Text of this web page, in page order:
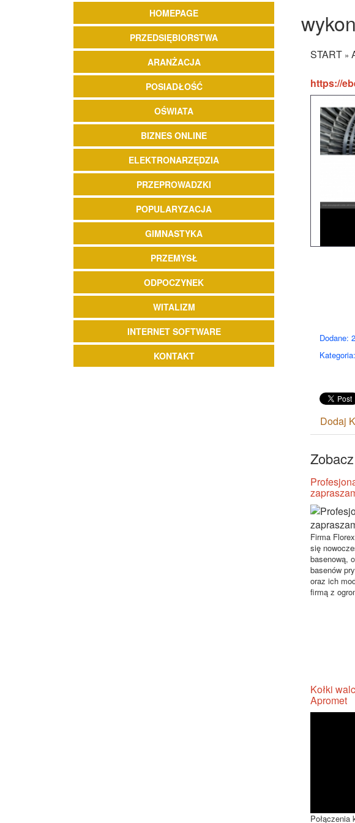
HOMEPAGE
PRZEDSIĘBIORSTWA
ARANŻACJA
POSIADŁOŚĆ
OŚWIATA
BIZNES ONLINE
ELEKTRONARZĘDZIA
PRZEPROWADZKI
POPULARYZACJA
GIMNASTYKA
PRZEMYSŁ
ODPOCZYNEK
WITALIZM
INTERNET SOFTWARE
KONTAKT
START »
https://
Dodane:
Dodaj
Firma
się
basenową,
basenów
oraz ich
firmą z
Kołki
Apromet
Połączenia